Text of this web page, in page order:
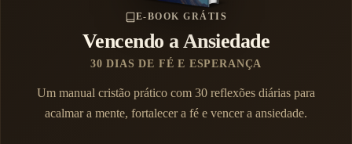
E-BOOK GRÁTIS
Vencendo a Ansiedade
30 DIAS DE FÉ E ESPERANÇA
Um manual cristão prático com 30 reflexões diárias para
acalmar a mente, fortalecer a fé e vencer a ansiedade.